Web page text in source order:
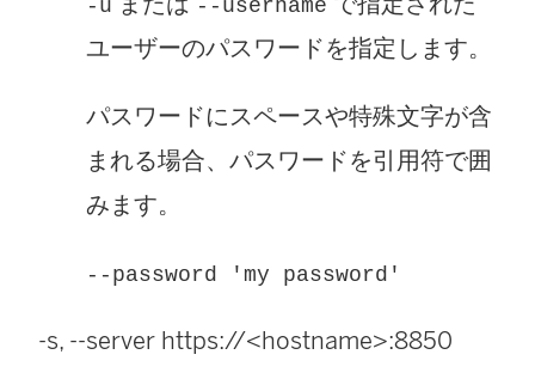
-u --username
ユーザーのパスワードを指定します。
パスワードにスペースや特殊文字が含
まれる場合、パスワードを引用符で囲
みます。
--password 'my password'
-s, --server https://<hostname>:8850